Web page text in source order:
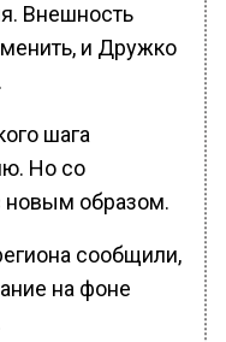
Внешность
и Дружко
шага
Но со
образом.
сообщили,
на фоне